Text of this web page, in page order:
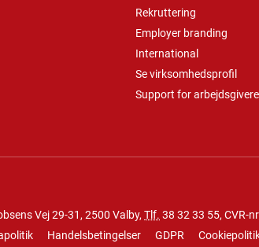
Rekruttering
Employer branding
International
Se virksomhedsprofil
Support for arbejdsgivere
Vej 29-31, 2500 Valby, Tlf. 38 32 33 55, CVR-
Handelsbetingelser GDPR